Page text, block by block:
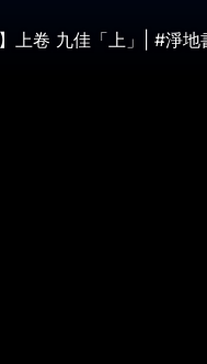
】上卷 九佳「上」| #淨